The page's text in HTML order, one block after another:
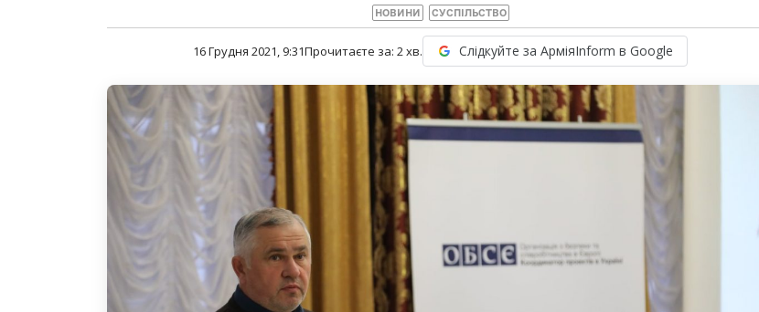
НОВИНИ СУСПІЛЬСТВО
16 Грудня 2021, 9:31Прочитаєте за: 2хв. Слідкуйте за АрміяInform в Google